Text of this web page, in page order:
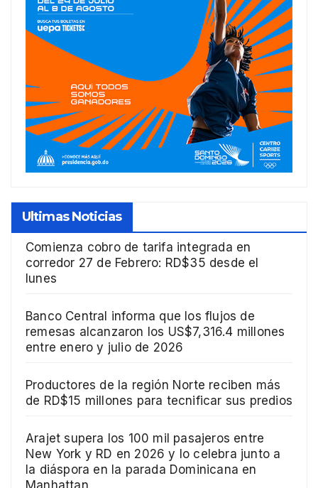
Ultimas Noticias
Comienza cobro de tarifa integrada en
corredor 27 de Febrero: RD$35 desde el
lunes
Banco Central informa que los flujos de
remesas alcanzaron los US$7,316.4 millones
entre enero y julio de 2026
Productores de la región Norte reciben más
de RD$15 millones para tecnificar sus predios
Arajet supera los 100 mil pasajeros entre
New York y RD en 2026 y lo celebra junto a
la diáspora en la parada Dominicana en